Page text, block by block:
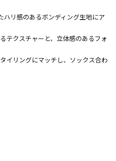
リ感のあるボンディング生地にア
テクスチャーと、立体感のあるフォ
イリングにマッチし、ソックス合わ